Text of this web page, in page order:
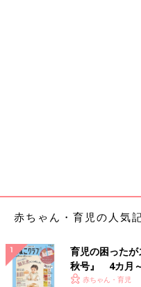
赤ちゃん・育児の人気
育児の困った
秋号』 4カ月
いっぱい！
赤ちゃん・育児